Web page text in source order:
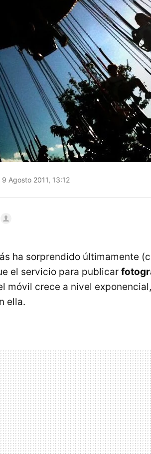
Agosto 2011, 13:12
ha sorprendido últimamente
el servicio para publicar
móvil crece a nivel exponencial,
ella.